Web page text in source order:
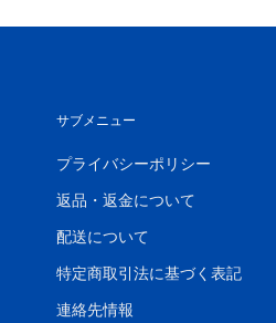
サブメニュー
プライバシーポリシー
返品・返金について
配送について
特定商取引法に基づく表記
連絡先情報